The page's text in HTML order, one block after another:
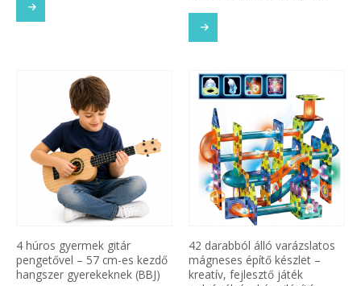
4 húros gyermek gitár
pengetővel – 57 cm-es kezdő
hangszer gyerekeknek (BBJ)
42 darabból álló varázslatos
mágneses építő készlet –
kreatív, fejlesztő játék